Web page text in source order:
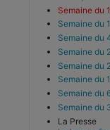
Semaine du
Semaine du
Semaine du
Semaine du
Semaine du
Semaine du
Semaine du
Semaine du
La Presse